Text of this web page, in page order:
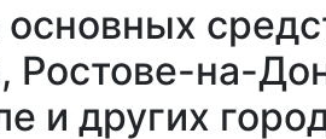
Ростове-на-
и других